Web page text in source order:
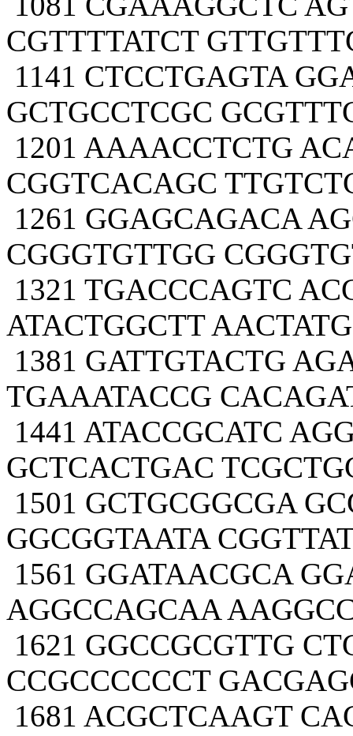
CGTTTTATCT
1141 CTCCTGAGTA
GCTGCCTCGC
1201 AAAACCTCTG
CGGTCACAGC
1261 GGAGCAGACA
CGGGTGTTGG
1321 TGACCCAGTC
ATACTGGCTT
1381 GATTGTACTG
TGAAATACCG
1441 ATACCGCATC
GCTCACTGAC
1501 GCTGCGGCGA
GGCGGTAATA
1561 GGATAACGCA
AGGCCAGCAA
1621 GGCCGCGTTG
CCGCCCCCCT
1681 ACGCTCAAGT